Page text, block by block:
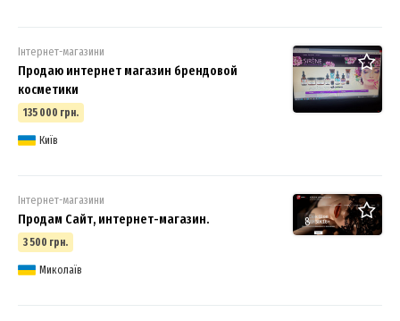
Інтернет-магазини
Продаю интернет магазин брендовой
косметики
135 000 грн.
Київ
8
Інтернет-магазини
Продам Сайт, интернет-магазин.
3 500 грн.
Миколаїв